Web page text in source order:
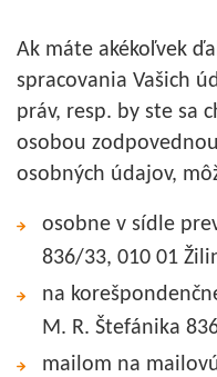
Ak máte akékoľvek
spracovania Vašich
práv, resp. by ste sa
osobou
osobných údajov,
osobne v sídle
836/33, 010 01
na
M. R. Štefánika
mailom na